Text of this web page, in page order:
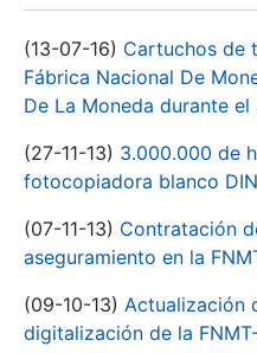
(13-07-16) Cartuchos de
Fábrica Nacional De
De La Moneda durante el
(27-11-13) 3.000.000 de
fotocopiadora blanco
(07-11-13) Contratación
aseguramiento en la
(09-10-13) Actualización
digitalización de la